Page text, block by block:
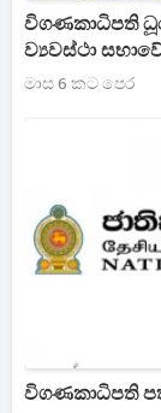
විගණකාධිපති
ව්‍යවස්ථා
මාස 6 කට පෙර
විගණකාධිපති